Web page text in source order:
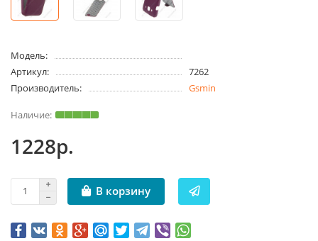
Модель:
Артикул:
7262
Производитель:
Gsmin
1228р.
В корзину